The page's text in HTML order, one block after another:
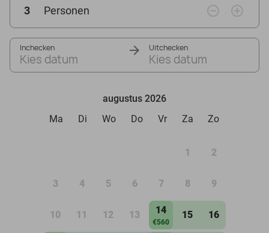
3 Personen remove_circle_outline add_circle_outline
Inchecken
Kies datum
Uitchecken
Kies datum
augustus 2026
Ma
Di Wo Do Vr Za Zo
1 2
3 4 5 6 7 8 9
10 11 12 13 14
€560
15 16